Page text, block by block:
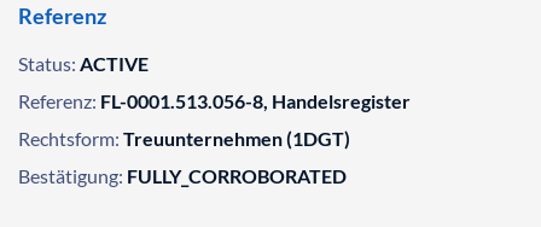
Referenz
Status: ACTIVE
Referenz: FL-0001.513.056-8, Handelsregister
Rechtsform: Treuunternehmen (1DGT)
Bestätigung: FULLY_CORROBORATED